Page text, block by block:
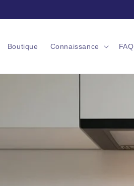
Boutique Connaissance FAQ